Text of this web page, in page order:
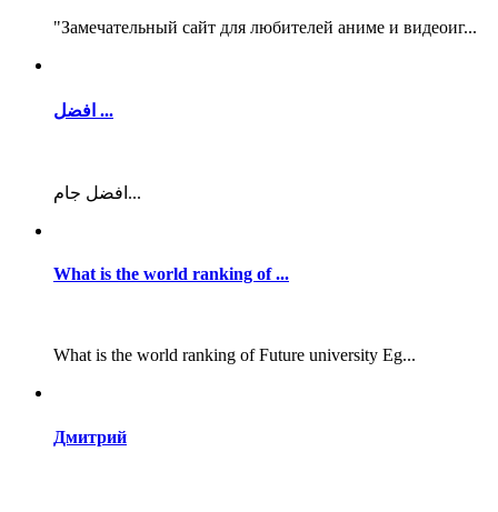
"Замечательный сайт для любителей аниме и видеоиг...
افضل ...
افضل جام...
What is the world ranking of ...
What is the world ranking of Future university Eg...
Дмитрий